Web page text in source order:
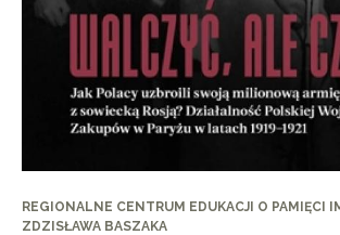
REGIONALNE CENTRUM EDUKACJI O PAMIĘCI
ZDZISŁAWA BASZAKA